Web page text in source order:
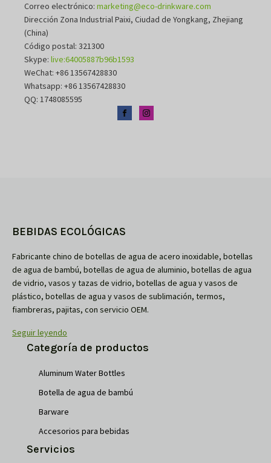
Correo electrónico: marketing@eco-drinkware.com
Dirección Zona Industrial Paixi, Ciudad de Yongkang, Zhejiang
(China)
Código postal: 321300
Skype: live:64005887b96b1593
WeChat: +86 13567428830
Whatsapp: +86 13567428830
QQ: 1748085595
BEBIDAS ECOLÓGICAS
Fabricante chino de botellas de agua de acero inoxidable, botellas
de agua de bambú, botellas de agua de aluminio, botellas de agua
de vidrio, vasos y tazas de vidrio, botellas de agua y vasos de
plástico, botellas de agua y vasos de sublimación, termos,
fiambreras, pajitas, con servicio OEM.
Seguir leyendo
Categoría de productos
Aluminum Water Bottles
Botella de agua de bambú
Barware
Accesorios para bebidas
Servicios